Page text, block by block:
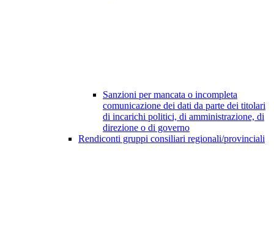
Sanzioni per mancata o incompleta
comunicazione dei dati da parte dei titolari
di incarichi politici, di amministrazione, di
direzione o di governo
Rendiconti gruppi consiliari regionali/provinciali